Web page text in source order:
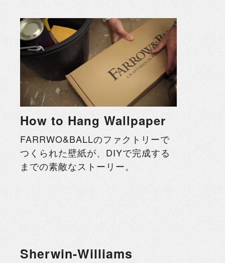
How to Hang Wallpaper
FARRWO&BALLのファクトリーで
つくられた壁紙が、DIYで完成する
までの素敵なストーリー。
Sherwin-Williams